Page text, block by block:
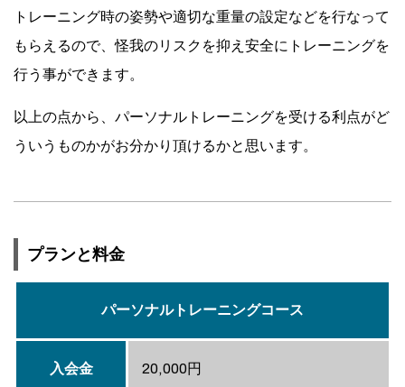
トレーニング時の姿勢や適切な重量の設定などを行なって
もらえるので、怪我のリスクを抑え安全にトレーニングを
行う事ができます。
以上の点から、パーソナルトレーニングを受ける利点がど
ういうものかがお分かり頂けるかと思います。
プランと料金
パーソナルトレーニングコース
入会金 20,000円